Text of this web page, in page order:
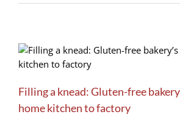
Filling a knead: Gluten-free
home kitchen to factory